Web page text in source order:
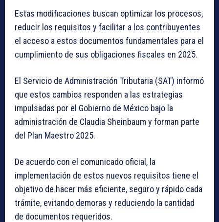
Estas modificaciones buscan optimizar los procesos,
reducir los requisitos y facilitar a los contribuyentes
el acceso a estos documentos fundamentales para el
cumplimiento de sus obligaciones fiscales en 2025.
El Servicio de Administración Tributaria (SAT) informó
que estos cambios responden a las estrategias
impulsadas por el Gobierno de México bajo la
administración de Claudia Sheinbaum y forman parte
del Plan Maestro 2025.
De acuerdo con el comunicado oficial, la
implementación de estos nuevos requisitos tiene el
objetivo de hacer más eficiente, seguro y rápido cada
trámite, evitando demoras y reduciendo la cantidad
de documentos requeridos.